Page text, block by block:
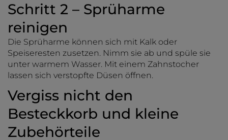
Schritt 2 – Sprüharme
reinigen
Die Sprüharme können sich mit Kalk oder
Speiseresten zusetzen. Nimm sie ab und spüle sie
unter warmem Wasser. Mit einem Zahnstocher
lassen sich verstopfte Düsen öffnen.
Vergiss nicht den
Besteckkorb und kleine
Zubehörteile